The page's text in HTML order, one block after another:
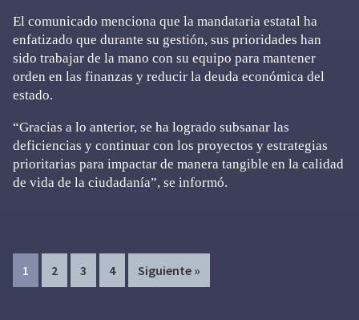
El comunicado menciona que la mandataria estatal ha
enfatizado que durante su gestión, sus prioridades han
sido trabajar de la mano con su equipo para mantener
orden en las finanzas y reducir la deuda económica del
estado.
“Gracias a lo anterior, se ha logrado subsanar las
deficiencias y continuar con los proyectos y estrategias
prioritarias para impactar de manera tangible en la calidad
de vida de la ciudadanía”, se informó.
Page
1 Page
2 Page
3 Page
4 Siguiente »